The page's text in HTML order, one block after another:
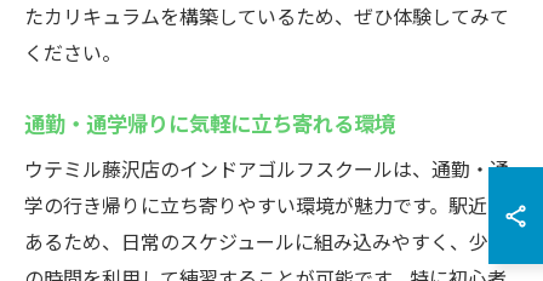
たカリキュラムを構築しているため、ぜひ体験してみて
ください。
通勤・通学帰りに気軽に立ち寄れる環境
ウテミル藤沢店のインドアゴルフスクールは、通勤・通
学の行き帰りに立ち寄りやすい環境が魅力です。駅近で
あるため、日常のスケジュールに組み込みやすく、少し